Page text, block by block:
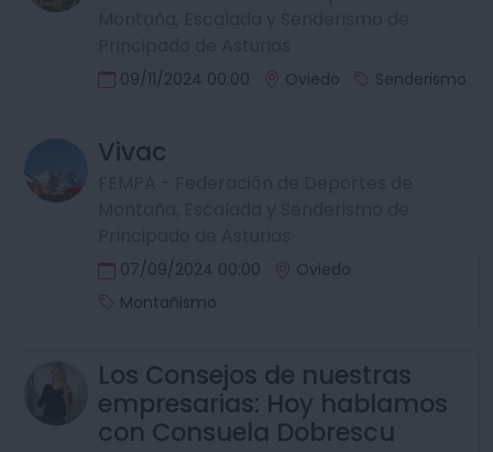
09/11/2024 00:00 Oviedo Senderismo
Vivac
07/09/2024 00:00
Oviedo
Montañismo
Los Consejos de nuestras
empresarias: Hoy hablamos
con Consuela Dobrescu